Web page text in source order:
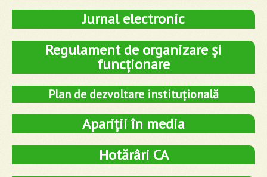
Jurnal electronic
Regulament de organizare și
funcționare
Plan de dezvoltare instituțională
Apariții în media
Hotărâri CA